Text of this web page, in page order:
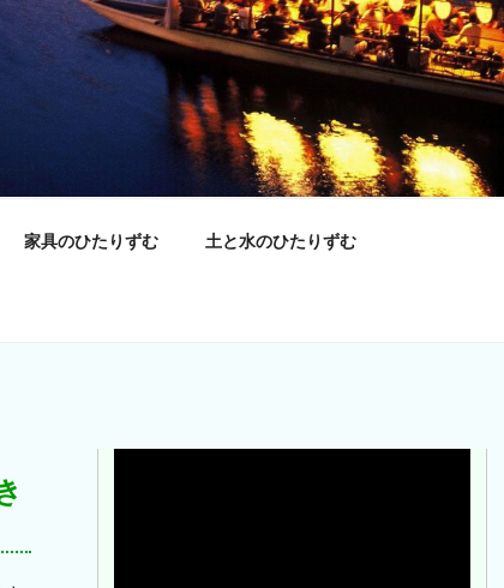
家具のひたりずむ 土と水のひたりずむ